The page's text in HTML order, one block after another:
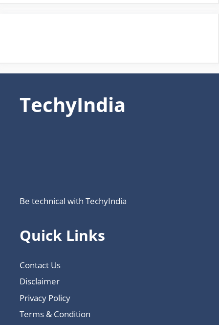
TechyIndia
Be technical with TechyIndia
Quick Links
Contact Us
Disclaimer
Privacy Policy
Terms & Condition